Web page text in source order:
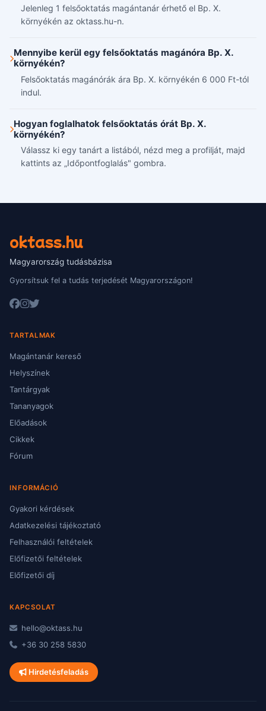
Jelenleg 1 felsőoktatás magántanár érhető el Bp. X.
környékén az oktass.hu-n.
Mennyibe kerül egy felsőoktatás magánóra Bp. X.
környékén?
Felsőoktatás magánórák ára Bp. X. környékén 6 000 Ft-tól
indul.
Hogyan foglalhatok felsőoktatás órát Bp. X.
környékén?
Válassz ki egy tanárt a listából, nézd meg a profilját, majd
kattints az „Időpontfoglalás" gombra.
oktass.hu
Magyarország tudásbázisa
Gyorsítsuk fel a tudás terjedését Magyarországon!
TARTALMAK
Magántanár kereső
Helyszínek
Tantárgyak
Tananyagok
Előadások
Cikkek
Fórum
INFORMÁCIÓ
Gyakori kérdések
Adatkezelési tájékoztató
Felhasználói feltételek
Előfizetői feltételek
Előfizetői díj
KAPCSOLAT
hello@oktass.hu
+36 30 258 5830
Hirdetésfeladás